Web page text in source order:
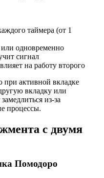
таймера (от 1
или одновременно
сигнал
на работу второго
при активной вкладке
вкладку или
из-за
процессы.
с двумя
Помодоро